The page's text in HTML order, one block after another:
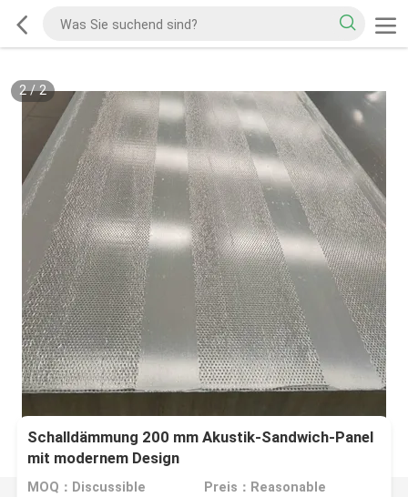
2/2
Schalldämmung 200 mm Akustik-Sandwich-Panel
mit modernem Design
MOQ：Discussible Preis：Reasonable